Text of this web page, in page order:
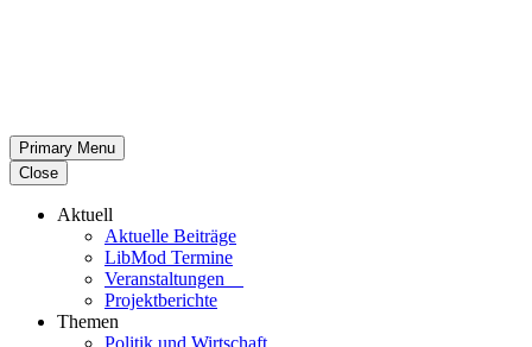
Primary Menu
Close
Aktuell
Aktu­elle Beiträge
LibMod Termine
Ver­an­stal­tun­gen
Pro­jekt­be­richte
Themen
Politik und Wirtschaft